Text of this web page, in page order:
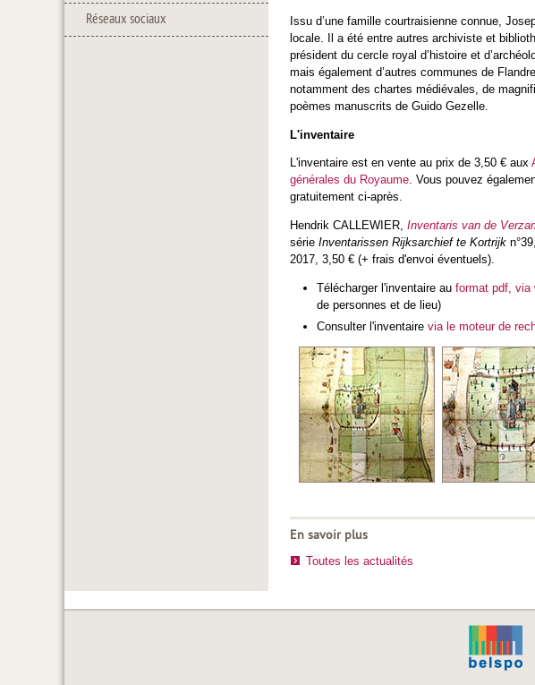
Réseaux sociaux
Issu d’une famille courtraisienne connue,
locale. Il a été entre autres archiviste et
président du cercle royal d’histoire et
mais également d’autres communes de
notamment des chartes médiévales, de
poèmes manuscrits de Guido Gezelle.
L'inventaire
L'inventaire est en vente au prix de 3,50 € aux
générales du Royaume. Vous pouvez
gratuitement ci-après.
Hendrik CALLEWIER, Inventaris van de
série Inventarissen Rijksarchief te Kortrijk
2017, 3,50 € (+ frais d'envoi éventuels).
Télécharger l'inventaire au format pdf, via
de personnes et de lieu)
Consulter l'inventaire via le moteur de
En savoir plus
Toutes les actualités